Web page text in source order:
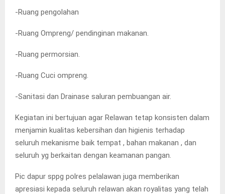
-Ruang pengolahan
-Ruang Ompreng/ pendinginan makanan.
-Ruang permorsian.
-Ruang Cuci ompreng.
-Sanitasi dan Drainase saluran pembuangan air.
Kegiatan ini bertujuan agar Relawan tetap konsisten dalam
menjamin kualitas kebersihan dan higienis terhadap
seluruh mekanisme baik tempat , bahan makanan , dan
seluruh yg berkaitan dengan keamanan pangan.
Pic dapur sppg polres pelalawan juga memberikan
apresiasi kepada seluruh relawan akan royalitas yang telah